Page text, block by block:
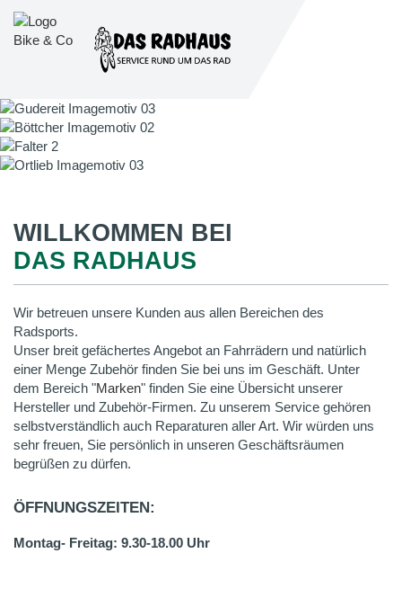
WILLKOMMEN BEI
DAS RADHAUS
Wir betreuen unsere Kunden aus allen Bereichen des
Radsports.
Unser breit gefächertes Angebot an Fahrrädern und natürlich
einer Menge Zubehör finden Sie bei uns im Geschäft. Unter
dem Bereich "Marken" finden Sie eine Übersicht unserer
Hersteller und Zubehör-Firmen. Zu unserem Service gehören
selbstverständlich auch Reparaturen aller Art. Wir würden uns
sehr freuen, Sie persönlich in unseren Geschäftsräumen
begrüßen zu dürfen.
ÖFFNUNGSZEITEN:
Montag- Freitag: 9.30-18.00 Uhr